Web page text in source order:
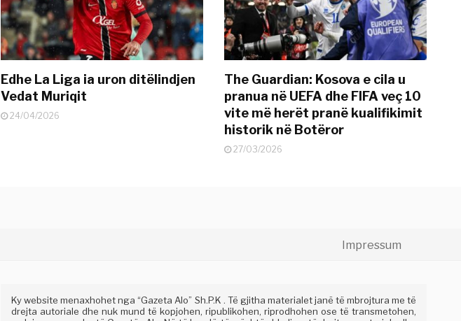
Edhe La Liga ia uron ditëlindjen
Vedat Muriqit
24/04/2026
The Guardian: Kosova e cila u
pranua në UEFA dhe FIFA veç 10
vite më herët pranë kualifikimit
historik në Botëror
27/03/2026
Impressum
Ky website menaxhohet nga “Gazeta Alo” Sh.P.K . Të gjitha materialet janë të mbrojtura me të
drejta autoriale dhe nuk mund të kopjohen, ripublikohen, riprodhohen ose të transmetohen,